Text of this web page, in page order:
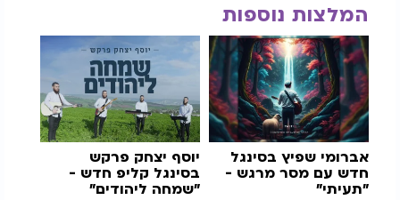
המלצות נוספות
אברומי שפיץ בסינגל
חדש עם מסר מרגש -
"תעיתי"
יוסף יצחק פרקש
בסינגל קליפ חדש -
"שמחה ליהודים"